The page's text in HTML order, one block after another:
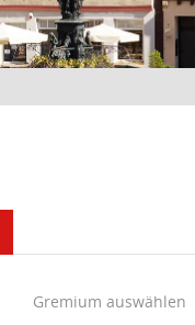
Gremium auswählen